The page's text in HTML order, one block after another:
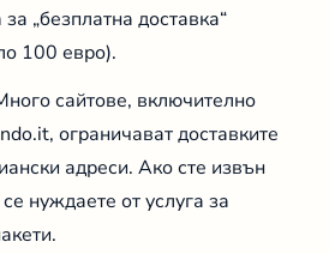
„безплатна доставка“
100 евро).
сайтове, включително
ограничават доставките
адреси. Ако сте извън
нуждаете от услуга за